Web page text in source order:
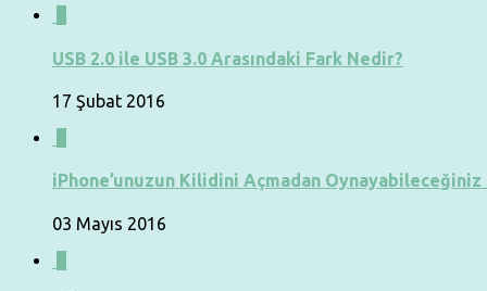
USB 2.0 ile USB 3.0 Arasındaki Fark Nedir?
17 Şubat 2016
iPhone’unuzun Kilidini Açmadan
03 Mayıs 2016